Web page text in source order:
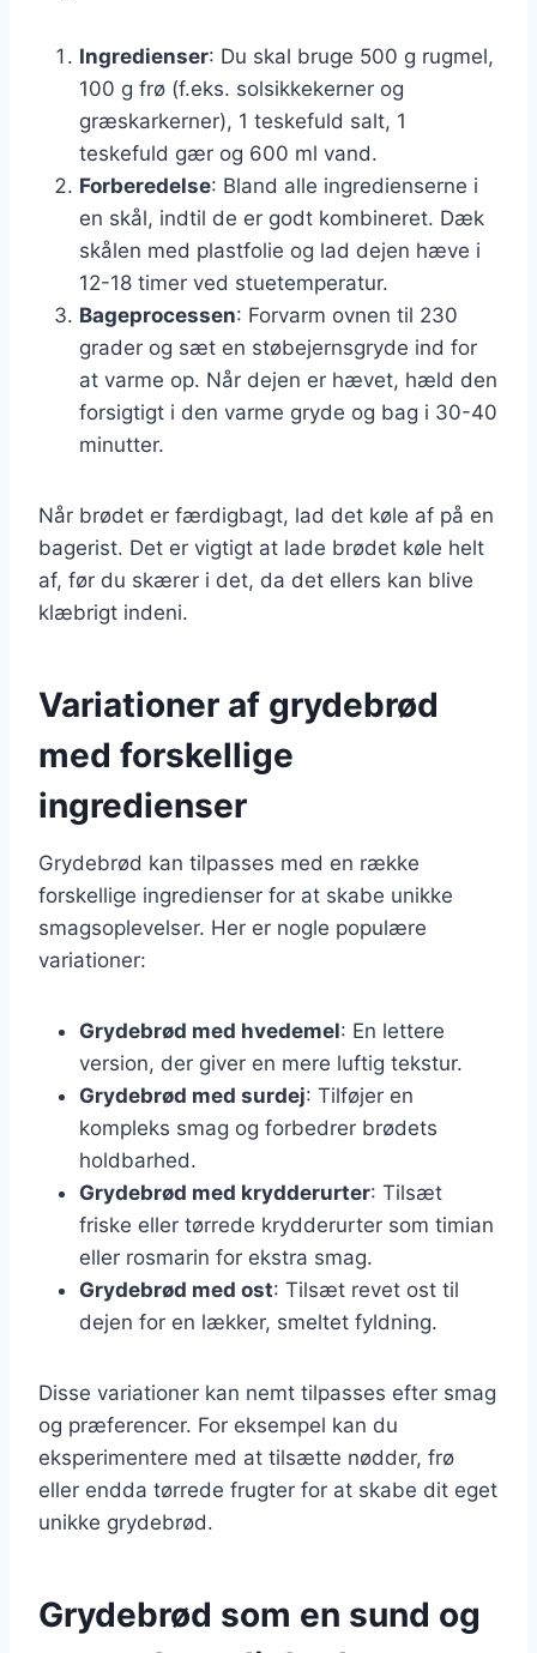
Ingredienser: Du skal bruge 500 g rugmel,
100 g frø (f.eks. solsikkekerner og
græskarkerner), 1 teskefuld salt, 1
teskefuld gær og 600 ml vand.
Forberedelse: Bland alle ingredienserne i
en skål, indtil de er godt kombineret. Dæk
skålen med plastfolie og lad dejen hæve i
12-18 timer ved stuetemperatur.
Bageprocessen: Forvarm ovnen til 230
grader og sæt en støbejernsgryde ind for
at varme op. Når dejen er hævet, hæld den
forsigtigt i den varme gryde og bag i 30-40
minutter.
Når brødet er færdigbagt, lad det køle af på en
bagerist. Det er vigtigt at lade brødet køle helt
af, før du skærer i det, da det ellers kan blive
klæbrigt indeni.
Variationer af grydebrød
med forskellige
ingredienser
Grydebrød kan tilpasses med en række
forskellige ingredienser for at skabe unikke
smagsoplevelser. Her er nogle populære
variationer:
Grydebrød med hvedemel: En lettere
version, der giver en mere luftig tekstur.
Grydebrød med surdej: Tilføjer en
kompleks smag og forbedrer brødets
holdbarhed.
Grydebrød med krydderurter: Tilsæt
friske eller tørrede krydderurter som timian
eller rosmarin for ekstra smag.
Grydebrød med ost: Tilsæt revet ost til
dejen for en lækker, smeltet fyldning.
Disse variationer kan nemt tilpasses efter smag
og præferencer. For eksempel kan du
eksperimentere med at tilsætte nødder, frø
eller endda tørrede frugter for at skabe dit eget
unikke grydebrød.
Grydebrød som en sund og